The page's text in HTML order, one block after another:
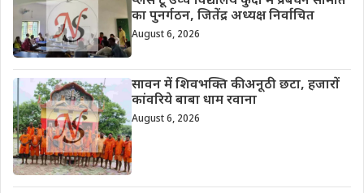
का पुनर्गठन, जितेंद्र अध्यक्ष निर्वाचित
August 6, 2026
सावन में शिवभक्ति की अनूठी छटा, हजारों
कांवरिये बाबा धाम रवाना
August 6, 2026